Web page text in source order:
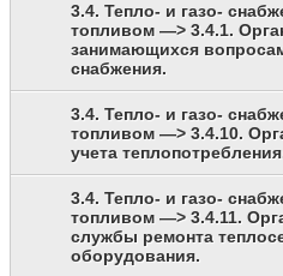
3.4. Тепло- и газо-
топливом —> 3.4.1.
занимающихся
снабжения.
3.4. Тепло- и газо-
топливом —> 3.4.10.
учета
3.4. Тепло- и газо-
топливом —> 3.4.11.
службы ремонта
оборудования.